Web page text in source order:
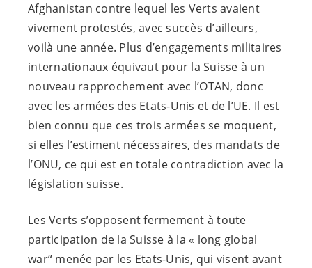
Afghanistan contre lequel les Verts avaient
vivement protestés, avec succès d’ailleurs,
voilà une année. Plus d’engagements militaires
internationaux équivaut pour la Suisse à un
nouveau rapprochement avec l’OTAN, donc
avec les armées des Etats-Unis et de l’UE. Il est
bien connu que ces trois armées se moquent,
si elles l’estiment nécessaires, des mandats de
l’ONU, ce qui est en totale contradiction avec la
législation suisse.
Les Verts s’opposent fermement à toute
participation de la Suisse à la « long global
war“ menée par les Etats-Unis, qui visent avant